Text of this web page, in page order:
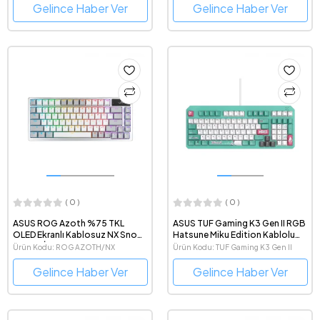
KlavyeGelince Haber Ver Gelince Haber Ver
( 0 )
ASUS ROG Azoth %75 TKL
OLED Ekranlı Kablosuz NX Snow
Switch İngilizce Q Beyaz
Gaming Klavye
Ürün Kodu: ROG AZOTH/NX
SNOW/PBT/UK
Gelince Haber Ver
( 0 )
ASUS TUF Gaming K3 Gen II RGB
Hatsune Miku Edition Kablolu
Mekanik TUF Optik Red Switch
Türkçe Q Gaming Klavye
Ürün Kodu: TUF Gaming K3 Gen II
Hatsune Miku Edition
Gelince Haber Ver